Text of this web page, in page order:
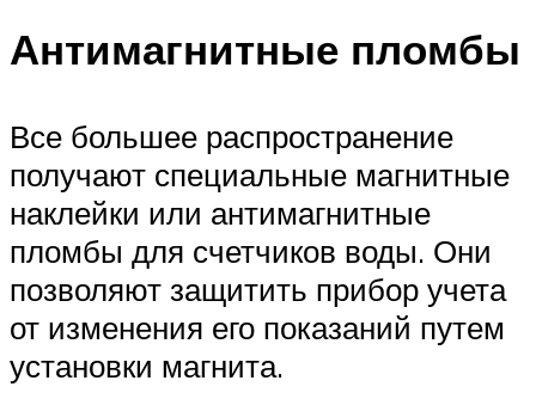
Антимагнитные пломбы
Все большее распространение
получают специальные магнитные
наклейки или антимагнитные
пломбы для счетчиков воды. Они
позволяют защитить прибор учета
от изменения его показаний путем
установки магнита.